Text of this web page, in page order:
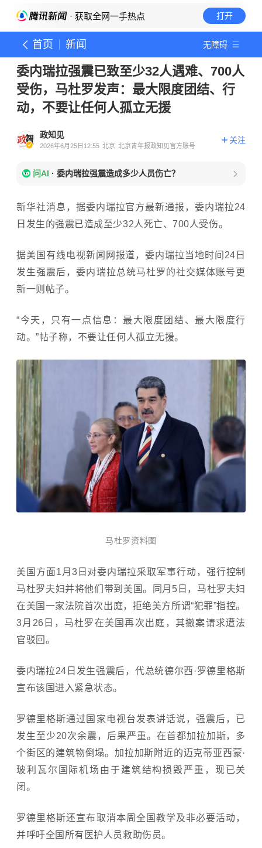
· 获取全网一手热点 打开
首页 新闻 无障碍
委内瑞拉强震已致至少32人遇难、700人
受伤，马杜罗发声：最大限度团结、行
动，不要让任何人孤立无援
政知见
2026年6月25日12:55 北京 北京青年报政知见官方账号
关注
问AI · 委内瑞拉强震造成多少人员伤亡？
新华社消息，据委内瑞拉官方最新通报，委内瑞拉24
日发生的强震已造成至少32人死亡、700人受伤。
据美国有线电视新闻网报道，委内瑞拉当地时间24日
发生强震后，委内瑞拉总统马杜罗的社交媒体账号更
新一则帖子。
“今天，只有一点信息：最大限度团结、最大限度行
动。”帖子称，不要让任何人孤立无援。
马杜罗资料图
美国方面1月3日对委内瑞拉采取军事行动，强行控制
马杜罗夫妇并将他们带到美国。同月5日，马杜罗夫妇
在美国一家法院首次出庭，拒绝美方所谓“犯罪”指控。
3月26日，马杜罗在美国再次出庭，其撤案请求遭法
官驳回。
委内瑞拉24日发生强震后，代总统德尔西·罗德里格斯
宣布该国进入紧急状态。
罗德里格斯通过国家电视台发表讲话说，强震后，已
发生至少20次余震，后果严重。在首都加拉加斯，多
个街区的建筑物倒塌。加拉加斯附近的迈克蒂亚西蒙·
玻利瓦尔国际机场由于建筑结构损毁严重，现已关
闭。
罗德里格斯还宣布取消本周全国教学及非必要活动，
并呼吁全国所有医护人员救助伤员。